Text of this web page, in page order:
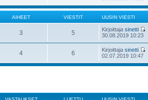
AIHEET VIESTIT UUSIN VIESTI
3 5 Kirjoittajasinetti
30.08.2019 10:23
4 6 Kirjoittajasinetti
02.07.2019 10:47